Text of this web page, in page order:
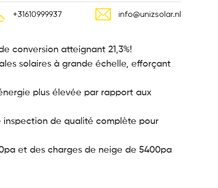
+31610999937 info@unizsolar.nl
conversion atteignant 21,3%!
solaires à grande échelle, efforçant
plus élevée par rapport aux
de qualité complète pour
et des charges de neige de 5400pa